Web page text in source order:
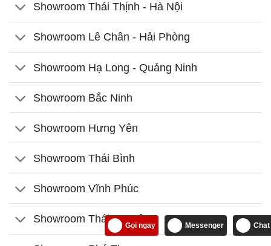
Showroom Thái Thịnh - Hà Nội
Showroom Lê Chân - Hải Phòng
Showroom Hạ Long - Quảng Ninh
Showroom Bắc Ninh
Showroom Hưng Yên
Showroom Thái Bình
Showroom Vĩnh Phúc
Showroom Thái Nguyên
Gọi ngay Messenger